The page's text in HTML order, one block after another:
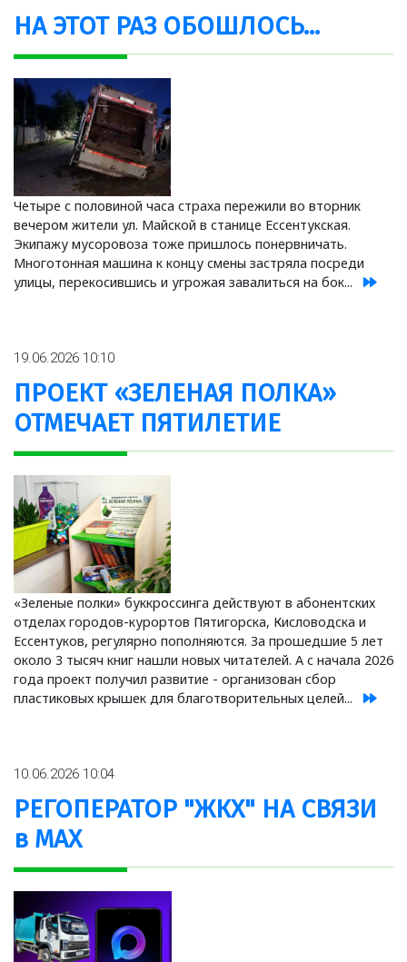
НА ЭТОТ РАЗ ОБОШЛОСЬ...
Четыре с половиной часа страха пережили во вторник
вечером жители ул. Майской в станице Ессентукская.
Экипажу мусоровоза тоже пришлось понервничать.
Многотонная машина к концу смены застряла посреди
улицы, перекосившись и угрожая завалиться на бок...
19.06.2026 10:10
ПРОЕКТ «ЗЕЛЕНАЯ ПОЛКА»
ОТМЕЧАЕТ ПЯТИЛЕТИЕ
«Зеленые полки» буккроссинга действуют в абонентских
отделах городов-курортов Пятигорска, Кисловодска и
Ессентуков, регулярно пополняются. За прошедшие 5 лет
около 3 тысяч книг нашли новых читателей. А с начала 2026
года проект получил развитие - организован сбор
пластиковых крышек для благотворительных целей...
10.06.2026 10:04
РЕГОПЕРАТОР "ЖКХ" НА СВЯЗИ
в MAX